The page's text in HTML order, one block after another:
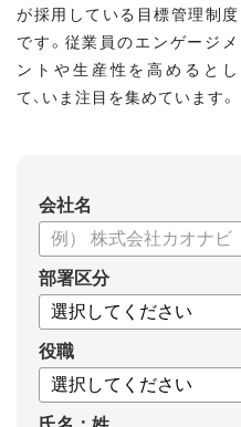
が採用している目標管理制度
です。従業員のエンゲージメ
ントや生産性を高めるとし
て、いま注目を集めています。
・OKRと従来の目標管理制度
との違い
・OKRを導入、運用するには
・OKRの運用を助けるツール
についてまとめましたので、
会社名
部署区分
役職